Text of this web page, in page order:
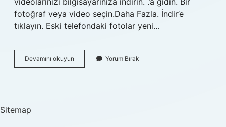
fotoğraf veya video seçin.Daha Fazla. İndir’e
tıklayın. Eski telefondaki fotolar yeni…
Devamını okuyun
Değiştirince
Yorum Bırak
Sitemap